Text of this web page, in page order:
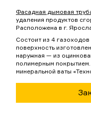
Фасадная дымовая
удаления продуктов
Расположена в г.
Состоит из 4
поверхность
наружная — из
полимерным
минеральной ваты